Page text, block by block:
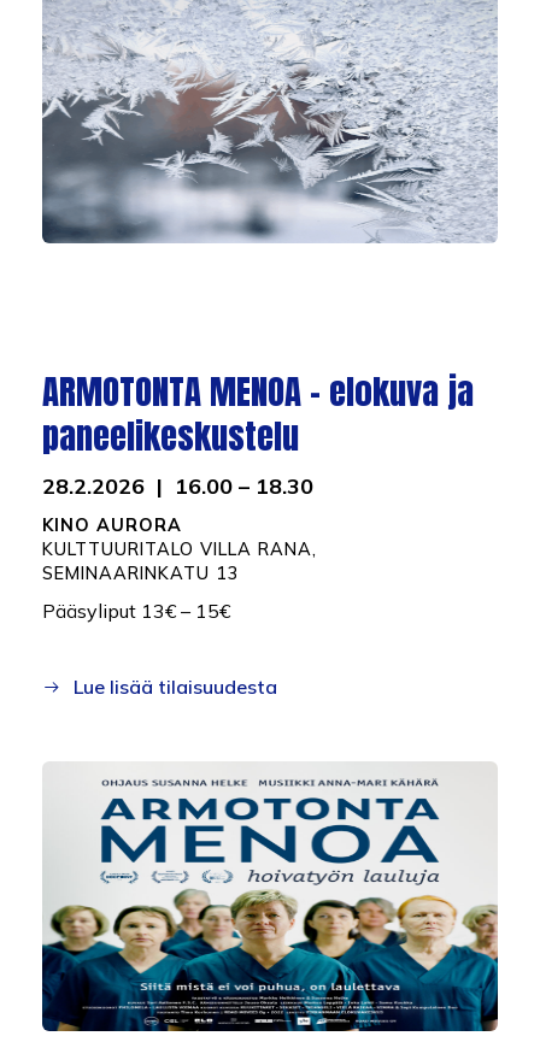
ARMOTONTA MENOA – elokuva ja
paneelikeskustelu
28.2.2026 | 16.00 – 18.30
KINO AURORA
KULTTUURITALO VILLA RANA,
SEMINAARINKATU 13
Pääsyliput 13€ – 15€
Lue lisää tilaisuudesta